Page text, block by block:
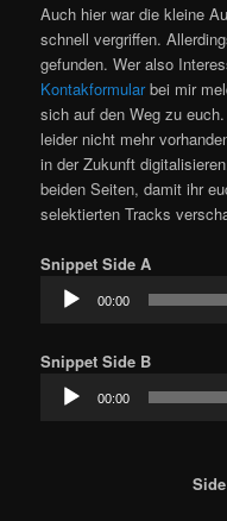
Auch hier war die kleine
schnell vergriffen.
gefunden. Wer also
Kontakformularbei mir
sich auf den Weg zu
leider nicht mehr
in der Zukunft
beiden Seiten, damit ihr
selektierten Tracks
Snippet Side AAudio-
00:00
Snippet Side BAudio-
00:00